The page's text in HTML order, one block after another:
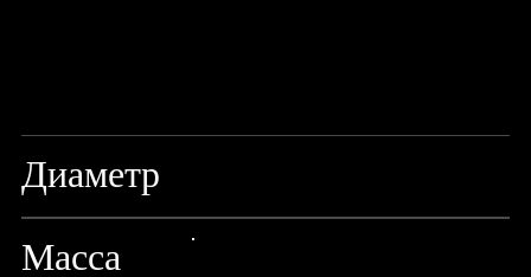
Диаметр
Масса